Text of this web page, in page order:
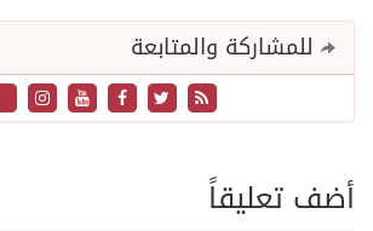
للمشاركة والمتابعة
أضف تعليقاً